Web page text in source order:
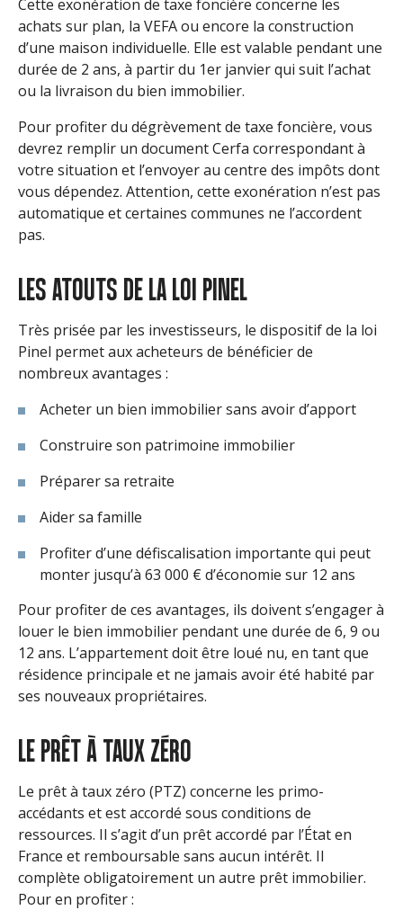
Cette exonération de taxe foncière concerne les
achats sur plan, la VEFA ou encore la construction
d’une maison individuelle. Elle est valable pendant une
durée de 2 ans, à partir du 1er janvier qui suit l’achat
ou la livraison du bien immobilier.
Pour profiter du dégrèvement de taxe foncière, vous
devrez remplir un document Cerfa correspondant à
votre situation et l’envoyer au centre des impôts dont
vous dépendez. Attention, cette exonération n’est pas
automatique et certaines communes ne l’accordent
pas.
LES ATOUTS DE LA LOI PINEL
Très prisée par les investisseurs, le dispositif de la loi
Pinel permet aux acheteurs de bénéficier de
nombreux avantages :
Acheter un bien immobilier sans avoir d’apport
Construire son patrimoine immobilier
Préparer sa retraite
Aider sa famille
Profiter d’une défiscalisation importante qui peut
monter jusqu’à 63 000 € d’économie sur 12 ans
Pour profiter de ces avantages, ils doivent s’engager à
louer le bien immobilier pendant une durée de 6, 9 ou
12 ans. L’appartement doit être loué nu, en tant que
résidence principale et ne jamais avoir été habité par
ses nouveaux propriétaires.
LE PRÊT À TAUX ZÉRO
Le prêt à taux zéro (PTZ) concerne les primo-
accédants et est accordé sous conditions de
ressources. Il s’agit d’un prêt accordé par l’État en
France et remboursable sans aucun intérêt. Il
complète obligatoirement un autre prêt immobilier.
Pour en profiter :